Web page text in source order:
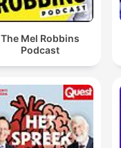
The Mel Robbins
Podcast